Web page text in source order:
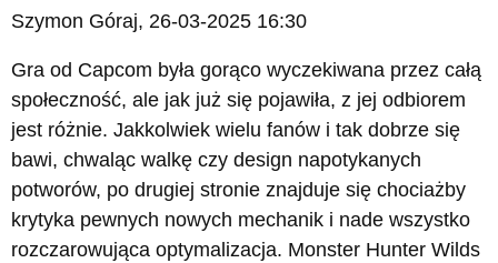
Szymon Góraj, 26-03-2025 16:30
Gra od Capcom była gorąco wyczekiwana przez całą
społeczność, ale jak już się pojawiła, z jej odbiorem
jest różnie. Jakkolwiek wielu fanów i tak dobrze się
bawi, chwaląc walkę czy design napotykanych
potworów, po drugiej stronie znajduje się chociażby
krytyka pewnych nowych mechanik i nade wszystko
rozczarowująca optymalizacja. Monster Hunter Wilds